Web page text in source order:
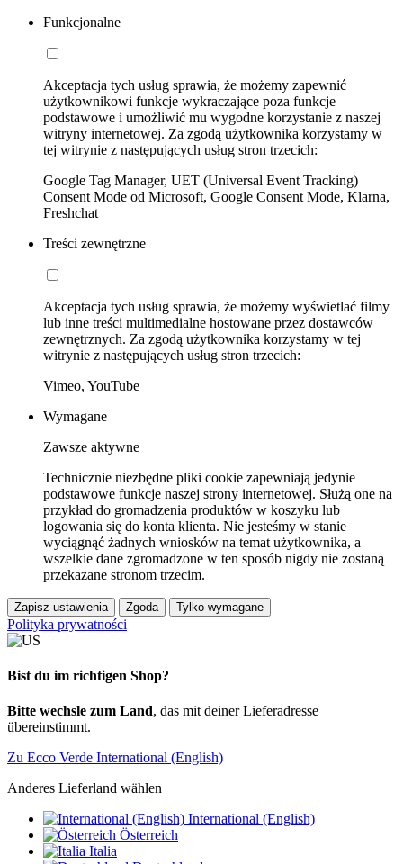
Funkcjonalne
Akceptacja tych usług sprawia, że możemy zapewnić
użytkownikowi funkcje wykraczające poza funkcje
podstawowe i umożliwić mu wygodne korzystanie z naszej
witryny internetowej. Za zgodą użytkownika korzystamy w
tej witrynie z następujących usług stron trzecich:
Google Tag Manager, UET (Universal Event Tracking)
Consent Mode od Microsoft, Google Consent Mode, Klarna,
Freshchat
Treści zewnętrzne
Akceptacja tych usług sprawia, że możemy wyświetlać filmy
lub inne treści multimedialne hostowane przez dostawców
zewnętrznych. Za zgodą użytkownika korzystamy w tej
witrynie z następujących usług stron trzecich:
Vimeo, YouTube
Wymagane
Zawsze aktywne
Technicznie niezbędne pliki cookie zapewniają jedynie
podstawowe funkcje naszej strony internetowej. Służą one na
przykład do gromadzenia produktów w koszyku lub
logowania się do konta klienta. Nie jesteśmy w stanie
wyciągnąć żadnych wniosków na temat użytkownika, a
wszelkie dane zgromadzone w ten sposób nigdy nie zostaną
przekazane stronom trzecim.
Zapisz ustawienia Zgoda Tylko wymagane
Polityka prywatności
Bist du im richtigen Shop?
Bitte wechsle zum Land, das mit deiner Lieferadresse
übereinstimmt.
Zu Ecco Verde International (English)
Anderes Lieferland wählen
International (English)
Österreich
Italia